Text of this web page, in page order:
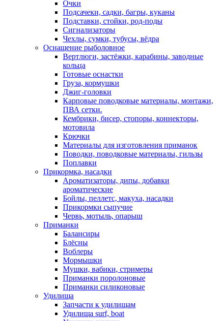
Очки
Подсачеки, садки, багры, куканы
Подставки, стойки, род-поды
Сигнализаторы
Чехлы, сумки, тубусы, вёдра
Оснащение рыболовное
Вертлюги, застёжки, карабины, заводные
кольца
Готовые оснастки
Груза, кормушки
Джиг-головки
Карповые поводковые материалы, монтажи,
ПВА сетки.
Кембрики, бисер, стопоры, коннекторы,
мотовила
Крючки
Материалы для изготовления приманок
Поводки, поводковые материалы, гильзы
Поплавки
Прикормка, насадки
Ароматизаторы, дипы, добавки
ароматические
Бойлы, пеллетс, макуха, насадки
Прикормки сыпучие
Червь, мотыль, опарыш
Приманки
Балансиры
Блёсны
Воблеры
Мормышки
Мушки, вабики, стримеры
Приманки поролоновые
Приманки силиконовые
Удилища
Запчасти к удилищам
Удилища surf, boat